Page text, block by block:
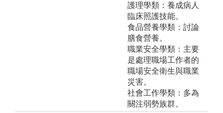
護理學類：養成病人
臨床照護技能。
食品營養學類：討論
膳食營養。
職業安全學類：主要
是處理職場工作者的
職場安全衛生與職業
災害。
社會工作學類：多為
關注弱勢族群。